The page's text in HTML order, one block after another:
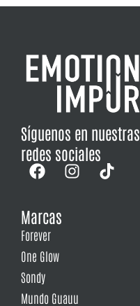
Síguenos en nuestras
redes sociales
Marcas
Forever
One Glow
Sondy
Mundo Guauu